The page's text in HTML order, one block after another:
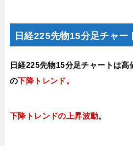
日経225先物15分足チャー
日経225先物15分足チャートは高
の下降トレンド。
下降トレンドの上昇波動。